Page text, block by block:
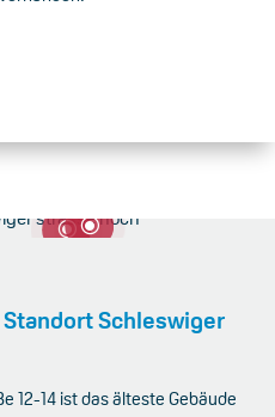
\\
Schleswiger
12-14 ist das älteste Gebäude